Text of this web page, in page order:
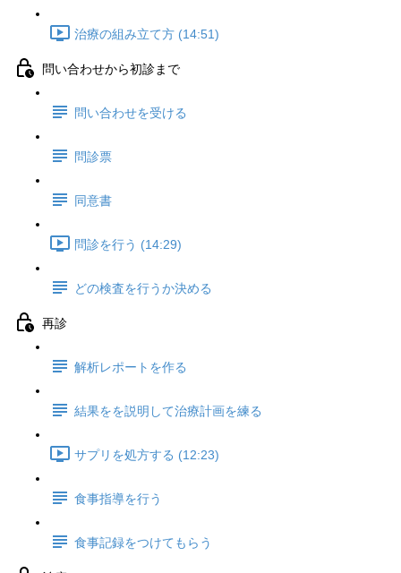
治療の組み立て方 (14:51)
問い合わせから初診まで
問い合わせを受ける
問診票
同意書
問診を行う (14:29)
どの検査を行うか決める
再診
解析レポートを作る
結果をを説明して治療計画を練る
サプリを処方する (12:23)
食事指導を行う
食事記録をつけてもらう